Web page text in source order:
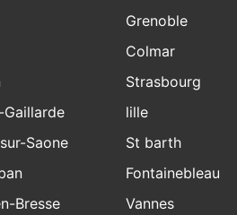
Grenoble
Colmar
Strasbourg
Saone
Bresse
lille
St barth
Fontainebleau
Vannes